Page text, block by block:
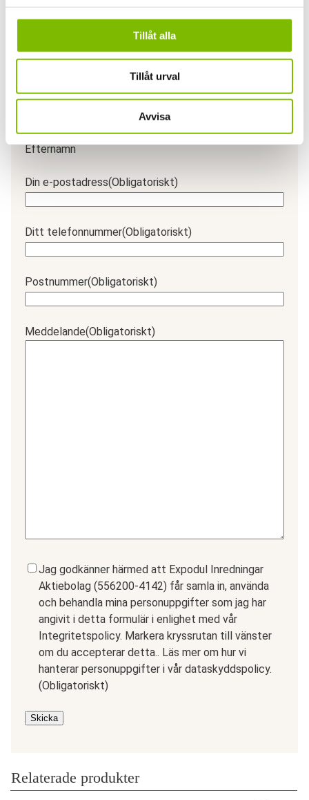
Tillåt alla
Tillåt urval
Avvisa
Har du en fråga om produkten?
(Obligatoriskt)
Efternamn
Din e-postadress(Obligatoriskt)
Ditt telefonnummer(Obligatoriskt)
Postnummer(Obligatoriskt)
Meddelande(Obligatoriskt)
Samtycke(Obligatoriskt)
Jag godkänner härmed att Expodul Inredningar
Aktiebolag (556200-4142) får samla in, använda
och behandla mina personuppgifter som jag har
angivit i detta formulär i enlighet med vår
Integritetspolicy. Markera kryssrutan till vänster
om du accepterar detta.. Läs mer om hur vi
hanterar personuppgifter i vår dataskyddspolicy.
(Obligatoriskt)
Skicka
Relaterade produkter